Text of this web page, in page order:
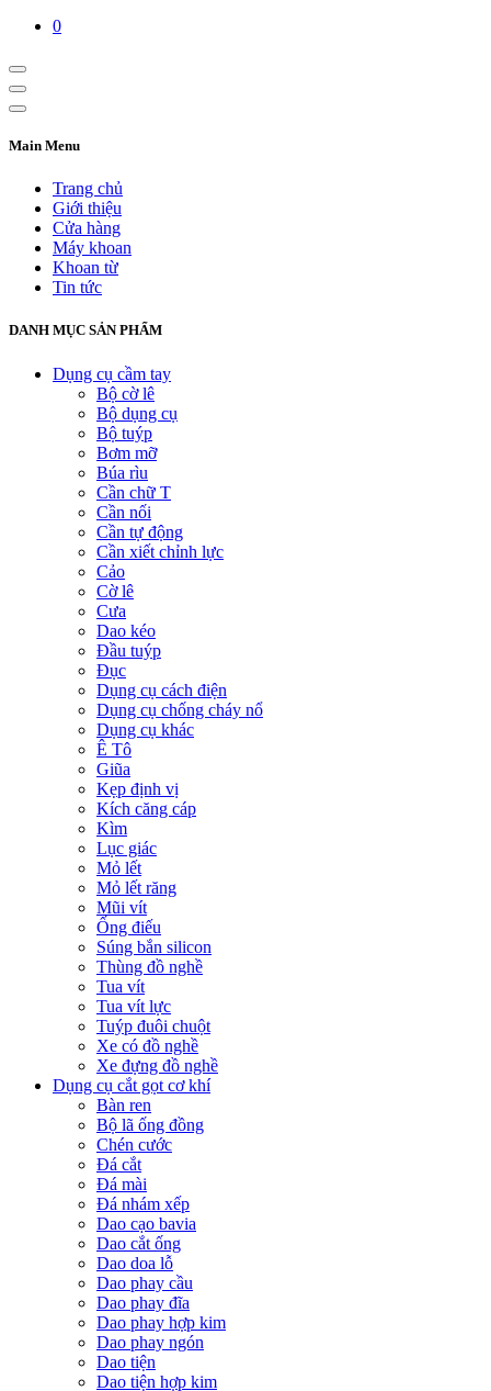
0
Main Menu
Trang chủ
Giới thiệu
Cửa hàng
Máy khoan
Khoan từ
Tin tức
DANH MỤC SẢN PHẨM
Dụng cụ cầm tay
Bộ cờ lê
Bộ dụng cụ
Bộ tuýp
Bơm mỡ
Búa rìu
Cần chữ T
Cần nối
Cần tự động
Cần xiết chỉnh lực
Cảo
Cờ lê
Cưa
Dao kéo
Đầu tuýp
Đục
Dụng cụ cách điện
Dụng cụ chống cháy nổ
Dụng cụ khác
Ê Tô
Giũa
Kẹp định vị
Kích căng cáp
Kìm
Lục giác
Mỏ lết
Mỏ lết răng
Mũi vít
Ống điếu
Súng bắn silicon
Thùng đồ nghề
Tua vít
Tua vít lực
Tuýp đuôi chuột
Xe có đồ nghề
Xe đựng đồ nghề
Dụng cụ cắt gọt cơ khí
Bàn ren
Bộ lã ống đồng
Chén cước
Đá cắt
Đá mài
Đá nhám xếp
Dao cạo bavia
Dao cắt ống
Dao doa lỗ
Dao phay cầu
Dao phay đĩa
Dao phay hợp kim
Dao phay ngón
Dao tiện
Dao tiện hợp kim